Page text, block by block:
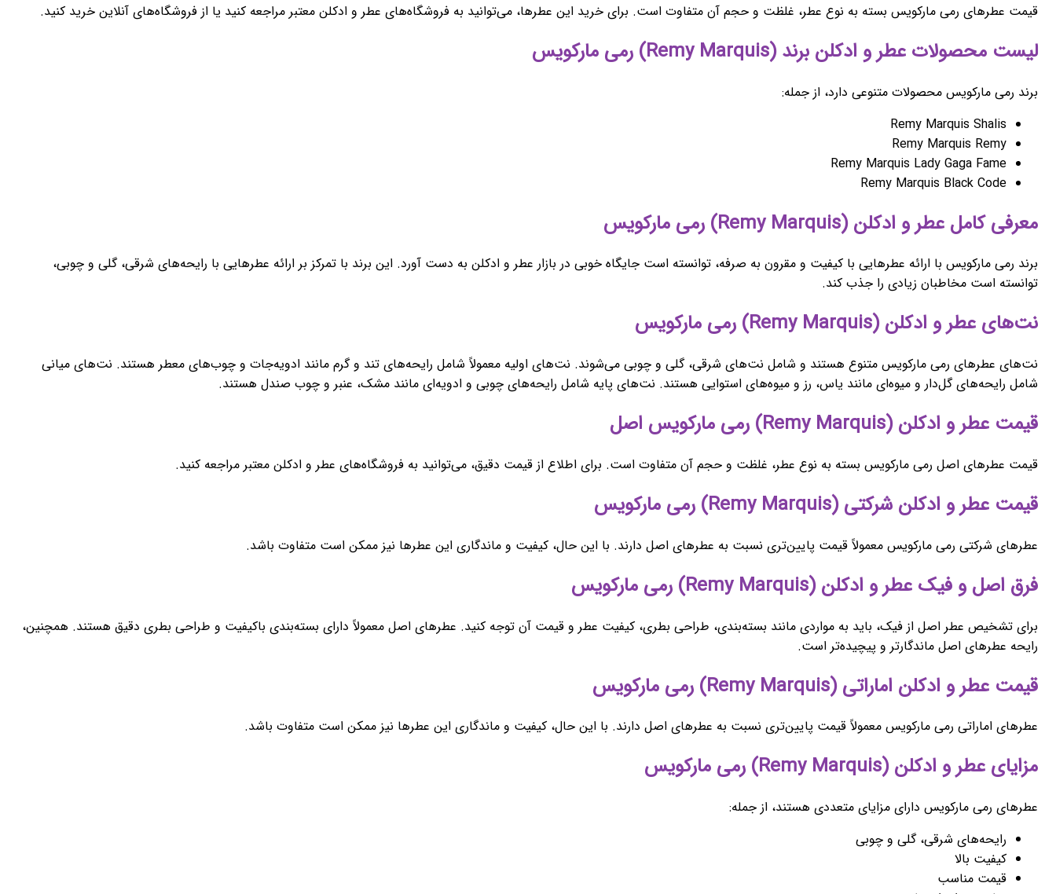
قیمت عطرهای رمی مارکویس بسته به نوع عطر، غلظت و حجم آن متفاوت است. برای خرید این عطرها، می‌توانید به فروشگاه‌های عطر و ادکلن معتبر مراجعه کنید یا از فروشگاه‌های آنلاین خرید کنید.
لیست محصولات عطر و ادکلن برند (Remy Marquis) رمی مارکویس
برند رمی مارکویس محصولات متنوعی دارد، از جمله:
Remy Marquis Shalis
Remy Marquis Remy
Remy Marquis Lady Gaga Fame
Remy Marquis Black Code
معرفی کامل عطر و ادکلن (Remy Marquis) رمی مارکویس
برند رمی مارکویس با ارائه عطرهایی با کیفیت و مقرون به صرفه، توانسته است جایگاه خوبی در بازار عطر و ادکلن به دست آورد. این برند با تمرکز بر ارائه عطرهایی با رایحه‌های شرقی، گلی و چوبی،
توانسته است مخاطبان زیادی را جذب کند.
نت‌های عطر و ادکلن (Remy Marquis) رمی مارکویس
نت‌های عطرهای رمی مارکویس متنوع هستند و شامل نت‌های شرقی، گلی و چوبی می‌شوند. نت‌های اولیه معمولاً شامل رایحه‌های تند و گرم مانند ادویه‌جات و چوب‌های معطر هستند. نت‌های میانی
شامل رایحه‌های گل‌دار و میوه‌ای مانند یاس، رز و میوه‌های استوایی هستند. نت‌های پایه شامل رایحه‌های چوبی و ادویه‌ای مانند مشک، عنبر و چوب صندل هستند.
قیمت عطر و ادکلن (Remy Marquis) رمی مارکویس اصل
قیمت عطرهای اصل رمی مارکویس بسته به نوع عطر، غلظت و حجم آن متفاوت است. برای اطلاع از قیمت دقیق، می‌توانید به فروشگاه‌های عطر و ادکلن معتبر مراجعه کنید.
قیمت عطر و ادکلن شرکتی (Remy Marquis) رمی مارکویس
عطرهای شرکتی رمی مارکویس معمولاً قیمت پایین‌تری نسبت به عطرهای اصل دارند. با این حال، کیفیت و ماندگاری این عطرها نیز ممکن است متفاوت باشد.
فرق اصل و فیک عطر و ادکلن (Remy Marquis) رمی مارکویس
برای تشخیص عطر اصل از فیک، باید به مواردی مانند بسته‌بندی، طراحی بطری، کیفیت عطر و قیمت آن توجه کنید. عطرهای اصل معمولاً دارای بسته‌بندی باکیفیت و طراحی بطری دقیق هستند. همچنین،
رایحه عطرهای اصل ماندگارتر و پیچیده‌تر است.
قیمت عطر و ادکلن اماراتی (Remy Marquis) رمی مارکویس
عطرهای اماراتی رمی مارکویس معمولاً قیمت پایین‌تری نسبت به عطرهای اصل دارند. با این حال، کیفیت و ماندگاری این عطرها نیز ممکن است متفاوت باشد.
مزایای عطر و ادکلن (Remy Marquis) رمی مارکویس
عطرهای رمی مارکویس دارای مزایای متعددی هستند، از جمله:
رایحه‌های شرقی، گلی و چوبی
کیفیت بالا
قیمت مناسب